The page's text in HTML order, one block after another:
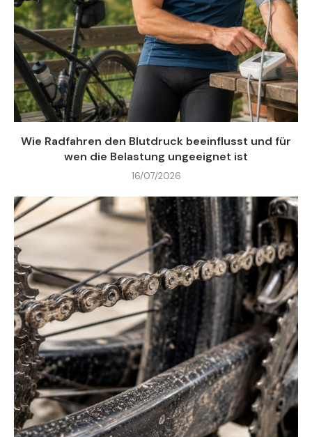
Wie Radfahren den Blutdruck beeinflusst und für
wen die Belastung ungeeignet ist
16/07/2026